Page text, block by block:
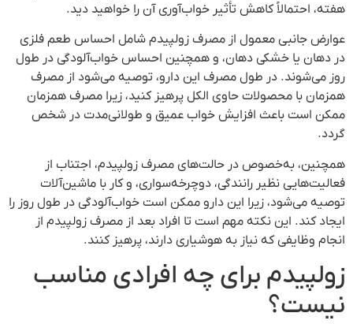
هفته، احتمالاً کاهش تأثیر خواب‌آوری آن را خواهید دید.
عوارض جانبی معمول از مصرف زولپیدم شامل احساس طعم فلزی
در دهان یا خشکی دهان، و همچنین احساس خواب‌آلودگی در طول
روز می‌شوند. در طول مصرف این دارو، توصیه می‌شود از مصرف
همزمان با محصولات حاوی الکل پرهیز کنید، زیرا مصرف همزمان
ممکن است باعث افزایش خواب عمیق و طولانی‌مدت در شخص
گردد.
همچنین، به‌خصوص در حالت‌های مصرف زولپیدم، اجتناب از
فعالیت‌هایی نظیر رانندگی، دوچرخه‌سواری، و کار با ماشین‌آلات
توصیه می‌شود، زیرا این دارو ممکن است خواب‌آلودگی در طول روز را
ایجاد کند. این نکته مهم است تا افراد بعد از مصرف زولپیدم از
انجام وظایفی که نیاز به هوشیاری دارند، پرهیز کنند.
زولپیدم برای چه افرادی مناسب
نیست؟